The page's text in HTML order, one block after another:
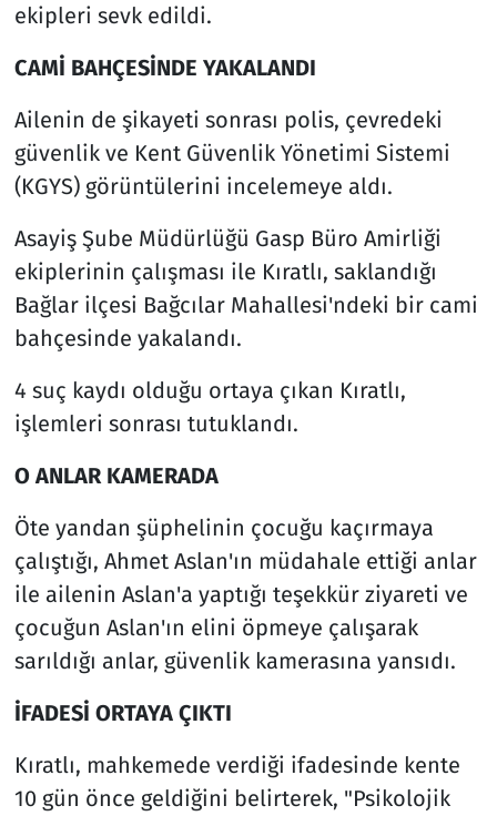
ekipleri sevk edildi.
CAMİ BAHÇESİNDE YAKALANDI
Ailenin de şikayeti sonrası polis, çevredeki
güvenlik ve Kent Güvenlik Yönetimi Sistemi
(KGYS) görüntülerini incelemeye aldı.
Asayiş Şube Müdürlüğü Gasp Büro Amirliği
ekiplerinin çalışması ile Kıratlı, saklandığı
Bağlar ilçesi Bağcılar Mahallesi'ndeki bir cami
bahçesinde yakalandı.
4 suç kaydı olduğu ortaya çıkan Kıratlı,
işlemleri sonrası tutuklandı.
O ANLAR KAMERADA
Öte yandan şüphelinin çocuğu kaçırmaya
çalıştığı, Ahmet Aslan'ın müdahale ettiği anlar
ile ailenin Aslan'a yaptığı teşekkür ziyareti ve
çocuğun Aslan'ın elini öpmeye çalışarak
sarıldığı anlar, güvenlik kamerasına yansıdı.
İFADESİ ORTAYA ÇIKTI
Kıratlı, mahkemede verdiği ifadesinde kente
10 gün önce geldiğini belirterek, "Psikolojik